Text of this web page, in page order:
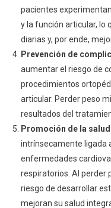
pacientes
y la función articular, lo
diarias y, por ende,
Prevención de
aumentar el riesgo de
procedimientos
articular. Perder peso
resultados del
Promoción de la
intrínsecamente ligada
enfermedades
respiratorios. Al perder
riesgo de desarrollar
mejoran su salud